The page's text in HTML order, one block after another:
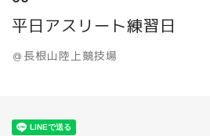
平日アスリート練習日
＠長根山陸上競技場